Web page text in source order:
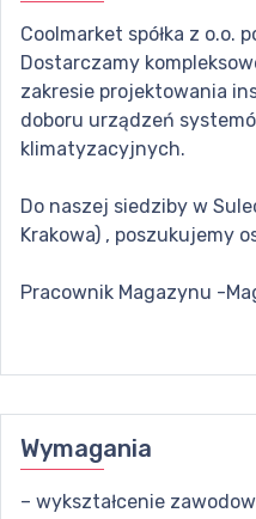
Coolmarket spółka z o.o.
Dostarczamy
zakresie projektowania
doboru urządzeń
klimatyzacyjnych.
Do naszej siedziby w
Krakowa) , poszukujemy
Pracownik Magazynu -
Wymagania
– wykształcenie